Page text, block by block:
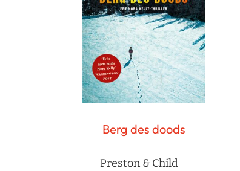
Berg des doods
Preston & Child